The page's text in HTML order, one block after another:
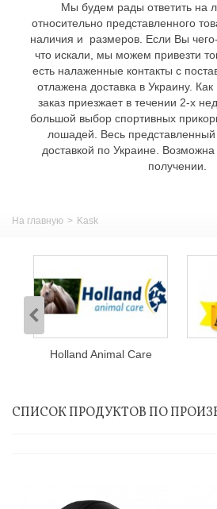
Мы будем рады ответить на
относительно представленного
наличия и размеров. Если Вы
что искали, мы можем привезти
есть налаженные контакты с
отлажена доставка в Украину.
заказ приезжает в течении 2-х
большой выбор спортивных
лошадей. Весь представленный
доставкой по Украине.
получении.
На главную > Kask
Holland Animal Care
СПИСОК ПРОДУКТОВ ПО